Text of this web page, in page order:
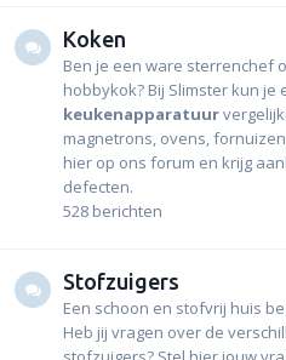
Koken
Ben je een ware sterrenchef
hobbykok? Bij Slimster kun je
keukenapparatuur
magnetrons, ovens,
hier op ons forum en krijg
defecten.
528 berichten
Stofzuigers
Een schoon en stofvrij huis
Heb jij vragen over de